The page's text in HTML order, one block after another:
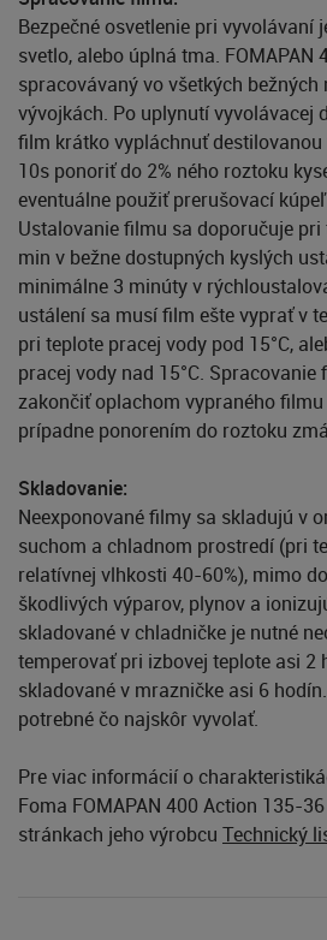
Bezpečné osvetlenie pri vyvolávaní
svetlo, alebo úplná tma. FOMAPAN
spracovávaný vo všetkých bežných
vývojkách. Po uplynutí vyvolávacej
film krátko vypláchnuť destilovanou
10s ponoriť do 2% ného roztoku
eventuálne použiť prerušovací
Ustalovanie filmu sa doporučuje pri
min v bežne dostupných kyslých
minimálne 3 minúty v
ustálení sa musí film ešte vyprať v
pri teplote pracej vody pod 15°C,
pracej vody nad 15°C.
zakončiť oplachom vypraného
prípadne ponorením do roztoku
Skladovanie:
Neexponované filmy sa skladujú v
suchom a chladnom prostredí (pri
relatívnej vlhkosti 40-60%), mimo
škodlivých výparov, plynov a
skladované v chladničke je nutné
temperovať pri izbovej teplote asi 2
skladované v mrazničke asi 6
potrebné čo najskôr vyvolať.
Pre viac informácií o
Foma FOMAPAN 400 Action 135-
stránkach jeho výrobcu Technický